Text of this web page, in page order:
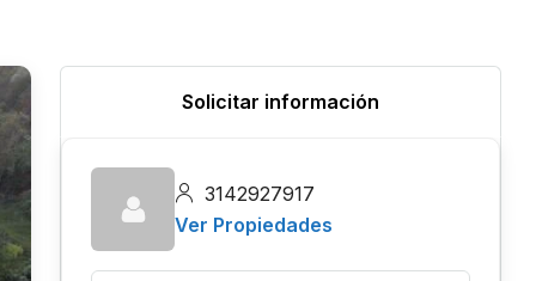
Solicitar información
3142927917
Ver Propiedades